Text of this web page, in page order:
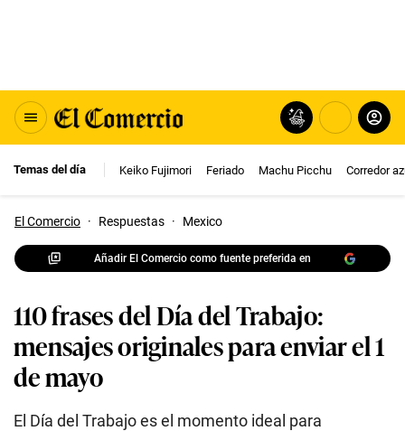
Temas del día Keiko Fujimori Feriado Machu Picchu Corredor
El Comercio · Respuestas · Mexico
Añadir El Comercio como fuente preferida en
110 frases del Día del Trabajo:
mensajes originales para enviar el 1
de mayo
El Día del Trabajo es el momento ideal para